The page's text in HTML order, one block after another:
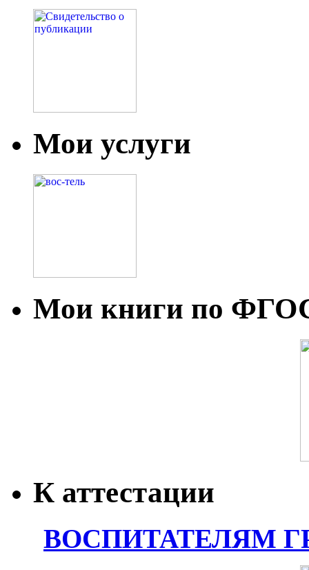
Мои услуги
Мои книги по
К аттестации
ВОСПИТАТЕЛЯМ